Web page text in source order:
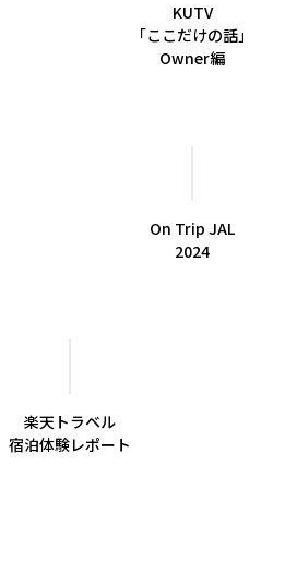
KUTV
「ここだけの話」
Owner編
On Trip JAL
2024
楽天トラベル
宿泊体験レポート